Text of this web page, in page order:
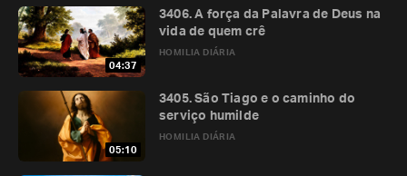
04:37
HOMILIA DIÁRIA
3406. A força da Palavra de Deus na
vida de quem crê
05:10
HOMILIA DIÁRIA
3405. São Tiago e o caminho do
serviço humilde